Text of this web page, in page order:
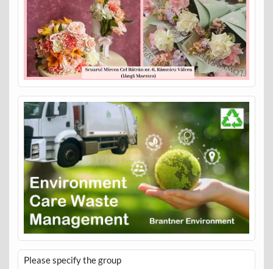
Please specify the group